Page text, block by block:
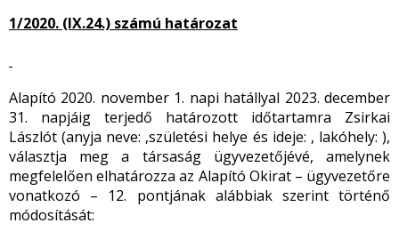
1/2020. (IX.24.) számú határozat
Alapító 2020. november 1. napi hatállyal 2023. december
31. napjáig terjedő határozott időtartamra Zsirkai
Lászlót (anyja neve: ,születési helye és ideje: , lakóhely: ),
választja meg a társaság ügyvezetőjévé, amelynek
megfelelően elhatározza az Alapító Okirat – ügyvezetőre
vonatkozó – 12. pontjának alábbiak szerint történő
módosítását: